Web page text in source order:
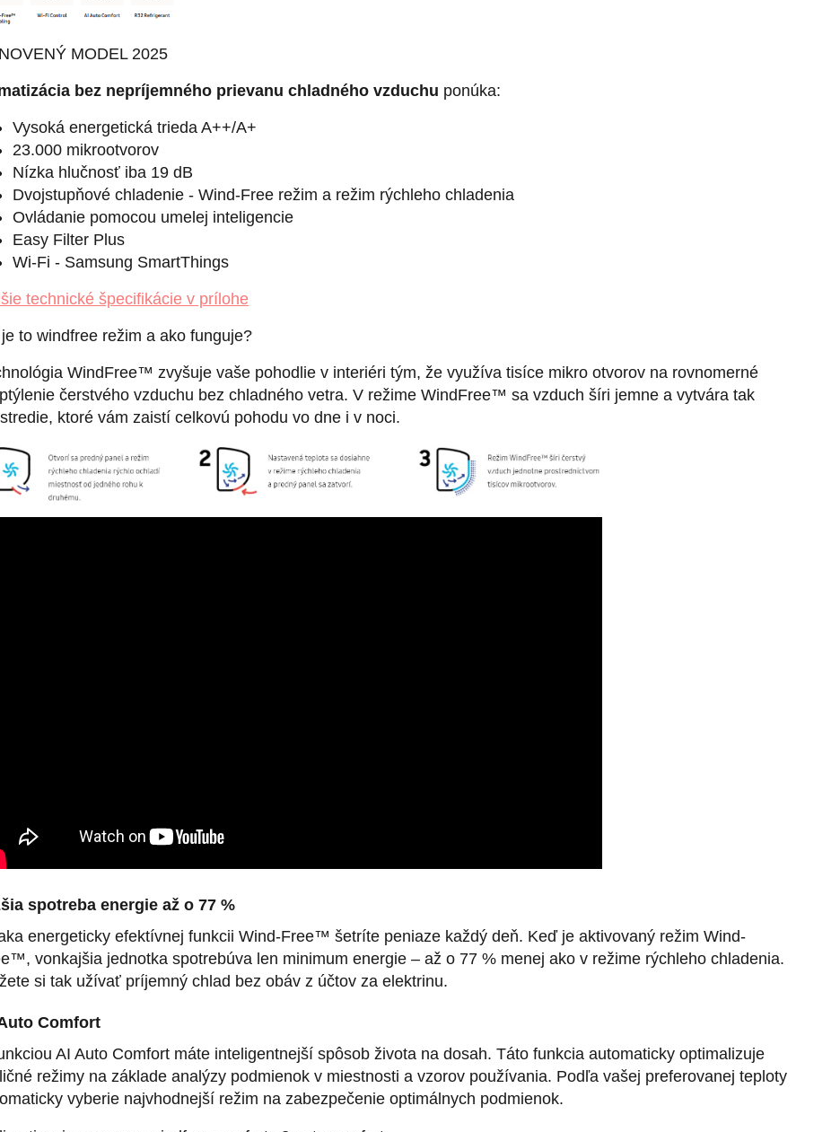
MODEL 2025
bez nepríjemného prievanu chladného vzduchu ponúka:
Vysoká energetická trieda A++/A+
23.000 mikrootvorov
Nízka hlučnosť iba 19 dB
Dvojstupňové chladenie - Wind-Free režim a režim rýchleho chladenia
Ovládanie pomocou umelej inteligencie
Easy Filter Plus
Wi-Fi - Samsung SmartThings
technické špecifikácie v prílohe
to windfree režim a ako funguje?
WindFree™ zvyšuje vaše pohodlie v interiéri tým, že využíva tisíce mikro otvorov na rovnomerné
čerstvého vzduchu bez chladného vetra. V režime WindFree™ sa vzduch šíri jemne a vytvára tak
ktoré vám zaistí celkovú pohodu vo dne i v noci.
spotreba energie až o 77 %
energeticky efektívnej funkcii Wind-Free™ šetríte peniaze každý deň. Keď je aktivovaný režim Wind-
vonkajšia jednotka spotrebúva len minimum energie – až o 77 % menej ako v režime rýchleho chladenia.
si tak užívať príjemný chlad bez obáv z účtov za elektrinu.
Comfort
AI Auto Comfort máte inteligentnejší spôsob života na dosah. Táto funkcia automaticky optimalizuje
režimy na základe analýzy podmienok v miestnosti a vzorov používania. Podľa vašej preferovanej teploty
vyberie najvhodnejší režim na zabezpečenie optimálnych podmienok.